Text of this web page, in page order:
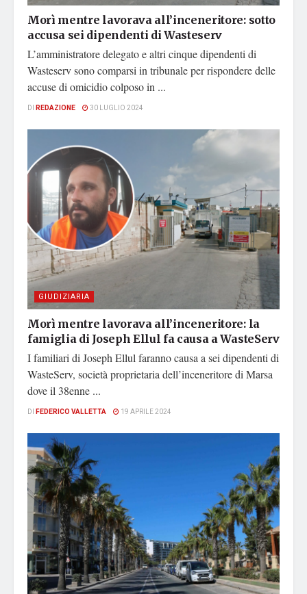
Morì mentre lavorava all’inceneritore: sotto
accusa sei dipendenti di Wasteserv
L’amministratore delegato e altri cinque dipendenti di
Wasteserv sono comparsi in tribunale per rispondere delle
accuse di omicidio colposo in ...
DI REDAZIONE 30 LUGLIO 2024
GIUDIZIARIA
Morì mentre lavorava all’inceneritore: la
famiglia di Joseph Ellul fa causa a WasteServ
I familiari di Joseph Ellul faranno causa a sei dipendenti di
WasteServ, società proprietaria dell’inceneritore di Marsa
dove il 38enne ...
DI FEDERICO VALLETTA 19 APRILE 2024